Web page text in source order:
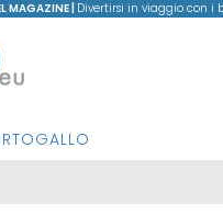
MAGAZINE | Divertirsi in viaggio con i